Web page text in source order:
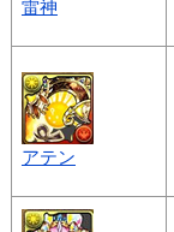
雷神
アテン